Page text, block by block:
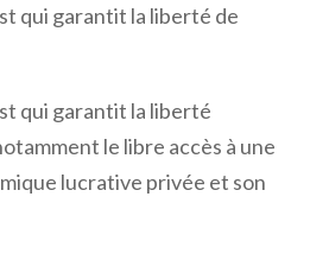
qui garantit la liberté de
qui garantit la liberté
le libre accès à une
lucrative privée et son